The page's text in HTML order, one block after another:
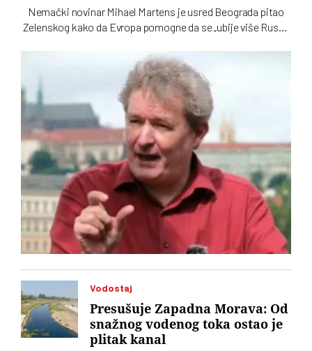
Nemački novinar Mihael Martens je usred Beograda pitao
Zelenskog kako da Evropa pomogne da se „ubije više Rusa“,
Martens sada za „Vreme“ kaže gde je pogrešio, a gde misli da
nije
Vodostaj
Presušuje Zapadna Morava: Od
snažnog vodenog toka ostao je
plitak kanal